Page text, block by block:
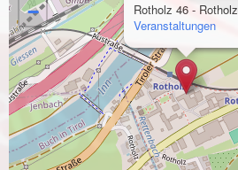
Rotholz 46 - Rotholz
Veranstaltungen
−